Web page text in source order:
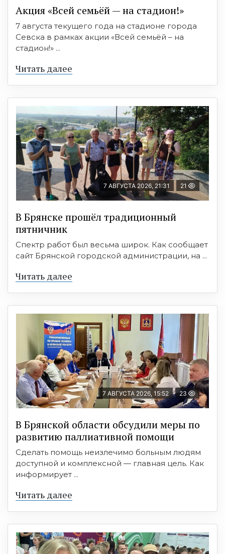
Акция «Всей семьёй — на стадион!»
7 августа текущего года на стадионе города
Севска в рамках акции «Всей семьёй – на
стадион!» ...
Читать далее
7 АВГУСТА 2026, 21:31 21
В Брянске прошёл традиционный
пятничник
Спектр работ был весьма широк. Как сообщает
сайт Брянской городской администрации, на ...
Читать далее
7 АВГУСТА 2026, 15:52 23
В Брянской области обсудили меры по
развитию паллиативной помощи
Сделать помощь неизлечимо больным людям
доступной и комплексной — главная цель. Как
информирует ...
Читать далее